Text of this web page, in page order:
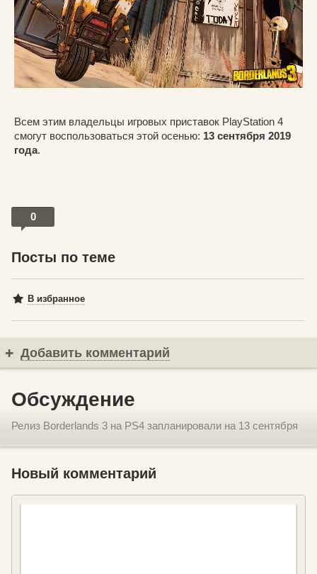
Всем этим владельцы игровых приставок PlayStation 4
смогут воспользоваться этой осенью: 13 сентября 2019
года.
0
Посты по теме
В избранное
Добавить комментарий
Обсуждение
Релиз Borderlands 3 на PS4 запланировали на 13 сентября
Новый комментарий